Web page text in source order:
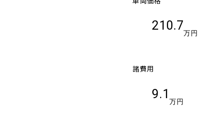
210.7
万円
諸費用
9.1
万円